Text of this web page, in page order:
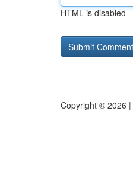
HTML is disabled
Copyright © 2026 |